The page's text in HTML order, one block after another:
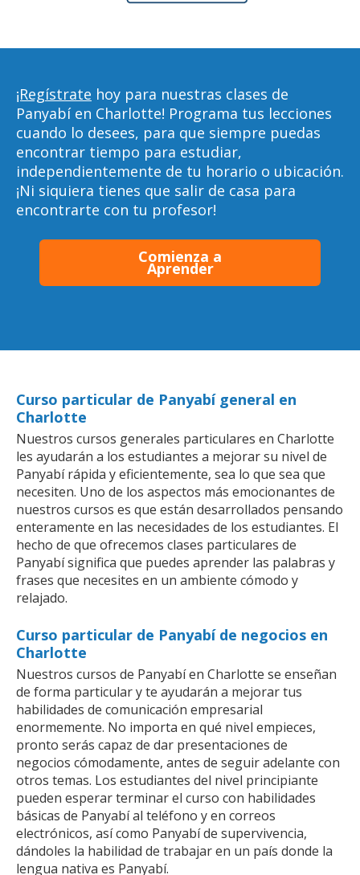
¡Regístrate hoy para nuestras clases de
Panyabí en Charlotte! Programa tus lecciones
cuando lo desees, para que siempre puedas
encontrar tiempo para estudiar,
independientemente de tu horario o ubicación.
¡Ni siquiera tienes que salir de casa para
encontrarte con tu profesor!
Comienza a
Aprender
Curso particular de Panyabí general en
Charlotte
Nuestros cursos generales particulares en Charlotte
les ayudarán a los estudiantes a mejorar su nivel de
Panyabí rápida y eficientemente, sea lo que sea que
necesiten. Uno de los aspectos más emocionantes de
nuestros cursos es que están desarrollados pensando
enteramente en las necesidades de los estudiantes. El
hecho de que ofrecemos clases particulares de
Panyabí significa que puedes aprender las palabras y
frases que necesites en un ambiente cómodo y
relajado.
Curso particular de Panyabí de negocios en
Charlotte
Nuestros cursos de Panyabí en Charlotte se enseñan
de forma particular y te ayudarán a mejorar tus
habilidades de comunicación empresarial
enormemente. No importa en qué nivel empieces,
pronto serás capaz de dar presentaciones de
negocios cómodamente, antes de seguir adelante con
otros temas. Los estudiantes del nivel principiante
pueden esperar terminar el curso con habilidades
básicas de Panyabí al teléfono y en correos
electrónicos, así como Panyabí de supervivencia,
dándoles la habilidad de trabajar en un país donde la
lengua nativa es Panyabí.